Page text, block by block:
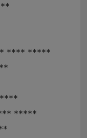
**** *****
*****